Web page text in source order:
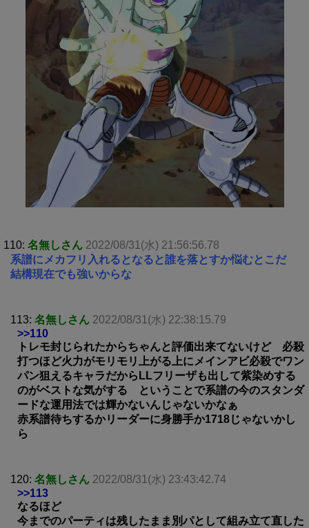
110: 名無しさん 2022/08/31(水) 21:56:56.78
系譜にメカフリ入れるとなると誰を落とすか悩むとこだ
結構現在でも強いからな
113: 名無しさん 2022/08/31(水) 22:38:15.79
>>110
トレモ封じられたからちゃんと評価出来てないけど 必殺
打つほど火力がモリモリ上がる上にメインアビ必殺でワン
パン狙えるキャラだからLLフリーザも出して紫染めする
のがベストな気がする ということで系譜の今のスタンダ
ードな運用法では輝かないんじゃないかなぁ
赤系譜待ちするかリーダーに身勝手か1718じゃないかし
ら
120: 名無しさん 2022/08/31(水) 23:43:42.74
>>113
なるほど
今までのパーティは残したまま別パとして組み立て直した